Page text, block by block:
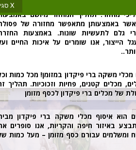
מחזור אשר חרט על דגלו את ערכי השמירה
תהליך המחזור מיושם באמצעות
באמצעותן מתאפשר מחזורה של פסולת
לתעשיות שונות. באמצעות החזרת
אנו שומרים על איכות החיים ועל
משקה ברי פיקדון במזומן! מכל כמות וכל
קטנים, פחיות וזכוכיות. תהליך זה
מכלים ברי פיקדון לכסף מזומן
איסוף מכלי משקה ברי פיקדון מבית
באיזור חיפה והקריות, אנו סופרים את
עבורם כסף מזומן – מעל כמות של